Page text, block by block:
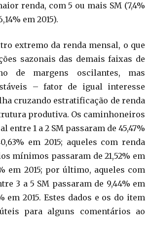
renda, com 5 ou mais SM (7,4%
em 2015).
extremo da renda mensal, o que
sazonais das demais faixas de
de margens oscilantes, mas
– fator de igual interesse
cruzando estratificação de renda
produtiva. Os caminhoneiros
entre 1 a 2 SM passaram de 45,47%
em 2015; aqueles com renda
mínimos passaram de 21,52% em
em 2015; por último, aqueles com
3 a 5 SM passaram de 9,44% em
em 2015. Estes dados e os do item
para alguns comentários ao